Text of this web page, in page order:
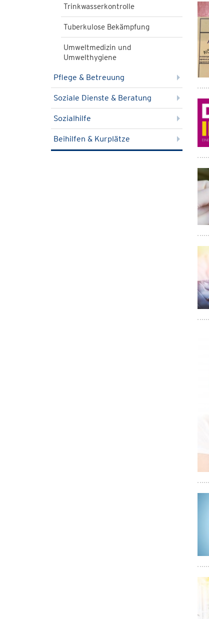
Trinkwasserkontrolle
Tuberkulose Bekämpfung
Umweltmedizin und
Umwelthygiene
Pflege & Betreuung
Soziale Dienste & Beratung
Sozialhilfe
Beihilfen & Kurplätze